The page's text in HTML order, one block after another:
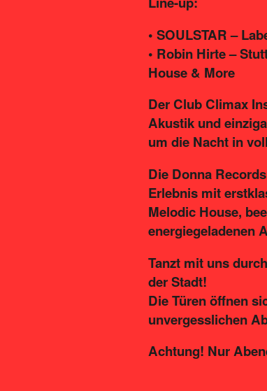
• SOULSTAR –
• Robin Hirte –
House & More
Der Club Climax
Akustik und
um die Nacht in
Die Donna
Erlebnis mit
Melodic House,
energiegeladenen
Tanzt mit uns
der Stadt!
Die Türen öffnen
unvergesslichen
Achtung! Nur